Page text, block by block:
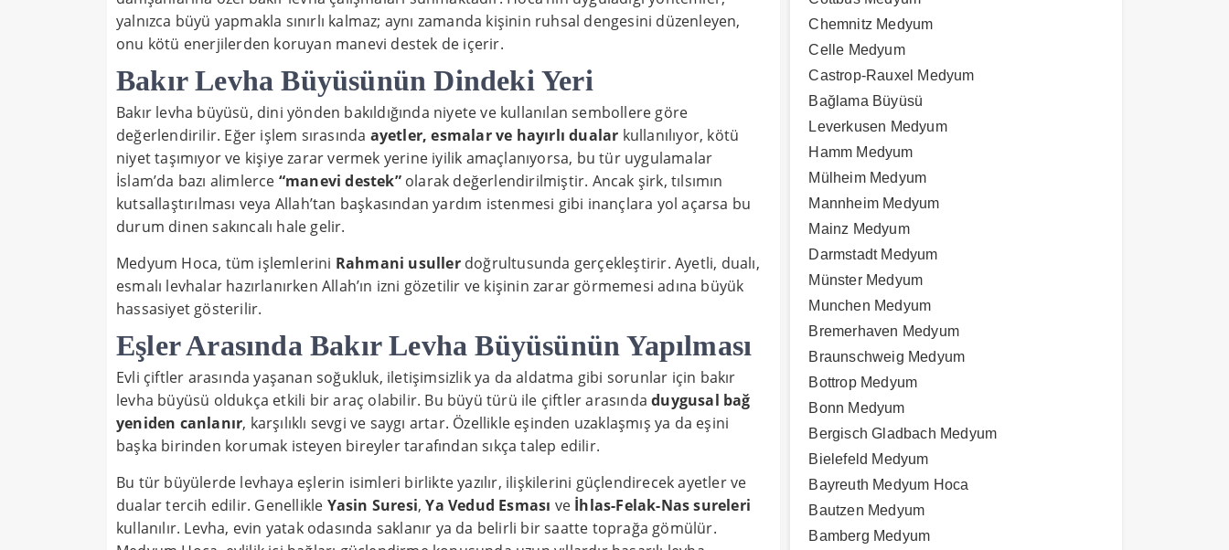
yalnızca büyü yapmakla sınırlı kalmaz; aynı zamanda kişinin ruhsal dengesini düzenleyen,
onu kötü enerjilerden koruyan manevi destek de içerir.
Bakır Levha Büyüsünün Dindeki Yeri
Bakır levha büyüsü, dini yönden bakıldığında niyete ve kullanılan sembollere göre
değerlendirilir. Eğer işlem sırasında ayetler, esmalar ve hayırlı dualar kullanılıyor, kötü
niyet taşımıyor ve kişiye zarar vermek yerine iyilik amaçlanıyorsa, bu tür uygulamalar
İslam’da bazı alimlerce “manevi destek”olarak değerlendirilmiştir. Ancak şirk, tılsımın
kutsallaştırılması veya Allah’tan başkasından yardım istenmesi gibi inançlara yol açarsa bu
durum dinen sakıncalı hale gelir.
Medyum Hoca, tüm işlemlerini Rahmani usullerdoğrultusunda gerçekleştirir. Ayetli, dualı,
esmalı levhalar hazırlanırken Allah’ın izni gözetilir ve kişinin zarar görmemesi adına büyük
hassasiyet gösterilir.
Eşler Arasında Bakır Levha Büyüsünün Yapılması
Evli çiftler arasında yaşanan soğukluk, iletişimsizlik ya da aldatma gibi sorunlar için bakır
levha büyüsü oldukça etkili bir araç olabilir. Bu büyü türü ile çiftler arasındaduygusal bağ
yeniden canlanır, karşılıklı sevgi ve saygı artar. Özellikle eşinden uzaklaşmış ya da eşini
başka birinden korumak isteyen bireyler tarafından sıkça talep edilir.
Bu tür büyülerde levhaya eşlerin isimleri birlikte yazılır, ilişkilerini güçlendirecek ayetler ve
dualar tercih edilir. Genellikle Yasin Suresi,Ya Vedud Esması ve İhlas-Felak-Nas sureleri
kullanılır. Levha, evin yatak odasında saklanır ya da belirli bir saatte toprağa gömülür.
Chemnitz Medyum
Celle Medyum
Castrop-Rauxel Medyum
Bağlama Büyüsü
Leverkusen Medyum
Hamm Medyum
Mülheim Medyum
Mannheim Medyum
Mainz Medyum
Darmstadt Medyum
Münster Medyum
Munchen Medyum
Bremerhaven Medyum
Braunschweig Medyum
Bottrop Medyum
Bonn Medyum
Bergisch Gladbach Medyum
Bielefeld Medyum
Bayreuth Medyum Hoca
Bautzen Medyum
Bamberg Medyum